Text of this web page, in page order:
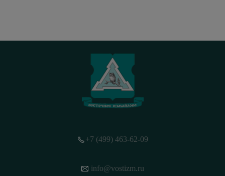
+7 (499) 463-62-09
info@vostizm.ru